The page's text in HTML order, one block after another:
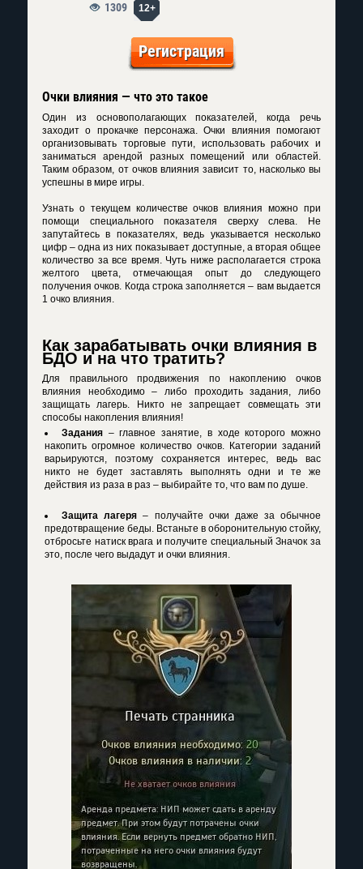
12+
1309
Регистрация
Очки влияния — что это такое
Один из основополагающих показателей, когда речь
заходит о прокачке персонажа. Очки влияния помогают
организовывать торговые пути, использовать рабочих и
заниматься арендой разных помещений или областей.
Таким образом, от очков влияния зависит то, насколько вы
успешны в мире игры.
Узнать о текущем количестве очков влияния можно при
помощи специального показателя сверху слева. Не
запутайтесь в показателях, ведь указывается несколько
цифр – одна из них показывает доступные, а вторая общее
количество за все время. Чуть ниже располагается строка
желтого цвета, отмечающая опыт до следующего
получения очков. Когда строка заполняется – вам выдается
1 очко влияния.
Как зарабатывать очки влияния в
БДО и на что тратить?
Для правильного продвижения по накоплению очков
влияния необходимо – либо проходить задания, либо
защищать лагерь. Никто не запрещает совмещать эти
способы накопления влияния!
Задания– главное занятие, в ходе которого можно
накопить огромное количество очков. Категории заданий
варьируются, поэтому сохраняется интерес, ведь вас
никто не будет заставлять выполнять одни и те же
действия из раза в раз – выбирайте то, что вам по душе.
Защита лагеря – получайте очки даже за обычное
предотвращение беды. Встаньте в оборонительную стойку,
отбросьте натиск врага и получите специальный Значок за
это, после чего выдадут и очки влияния.